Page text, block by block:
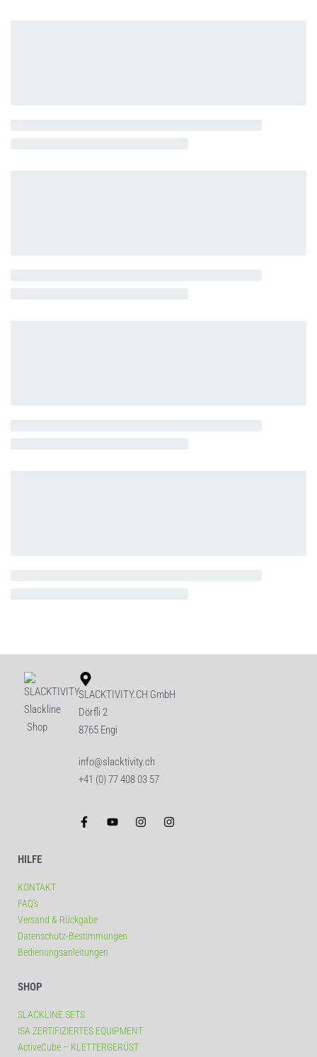
SLACKTIVITY.CH GmbH
Dörfli 2
8765 Engi
info@slacktivity.ch
+41 (0) 77 408 03 57
HILFE
KONTAKT
FAQ’s
Versand & Rückgabe
Datenschutz-Bestimmungen
Bedienungsanleitungen
SHOP
SLACKLINE SETS
ISA ZERTIFIZIERTES EQUIPMENT
ActiveCube – KLETTERGERÜST